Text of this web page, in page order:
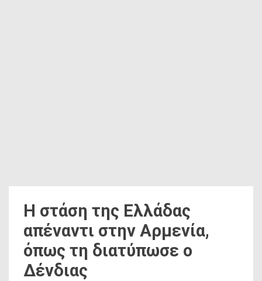
Η στάση της Ελλάδας
απέναντι στην Αρμενία,
όπως τη διατύπωσε ο
Δένδιας